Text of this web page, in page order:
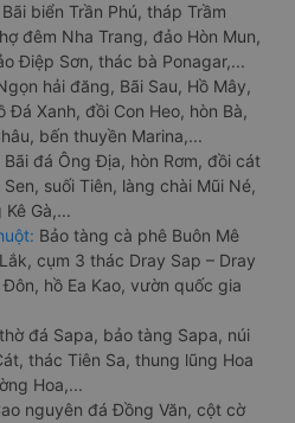
Bãi biển Trần Phú, tháp Trầm
đêm Nha Trang, đảo Hòn Mun,
Điệp Sơn, thác bà Ponagar,...
hải đăng, Bãi Sau, Hồ Mây,
Đá Xanh, đồi Con Heo, hòn Bà,
bến thuyền Marina,...
Bãi đá Ông Địa, hòn Rơm, đồi cát
suối Tiên, làng chài Mũi Né,
Gà,...
Bảo tàng cà phê Buôn Mê
cụm 3 thác Dray Sap – Dray
hồ Ea Kao, vườn quốc gia
đá Sapa, bảo tàng Sapa, núi
thác Tiên Sa, thung lũng Hoa
Hoa,...
nguyên đá Đồng Văn, cột cờ